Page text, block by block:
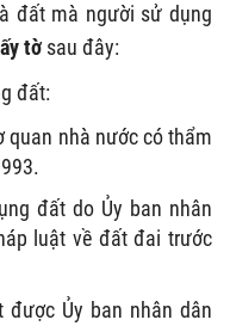
đất mà người sử dụng
tờsau đây:
đất:
quan nhà nước có thẩm
đất do Ủy ban nhân
luật về đất đai trước
được Ủy ban nhân dân